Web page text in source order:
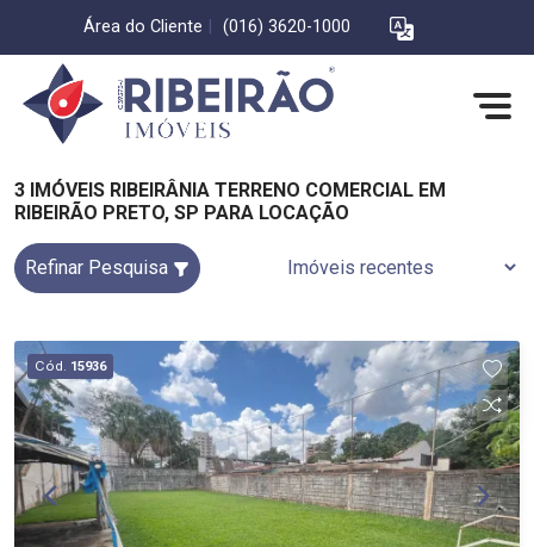
Área do Cliente (016) 3620-1000
3 IMÓVEIS RIBEIRÂNIA TERRENO COMERCIAL EM
RIBEIRÃO PRETO, SP PARA LOCAÇÃO
Refinar Pesquisa
Cód. 15936